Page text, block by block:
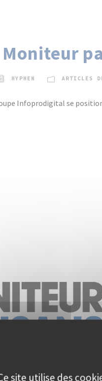
Moniteur
HYPHEN ARTICLES
Infoprodigital se
site utilise des